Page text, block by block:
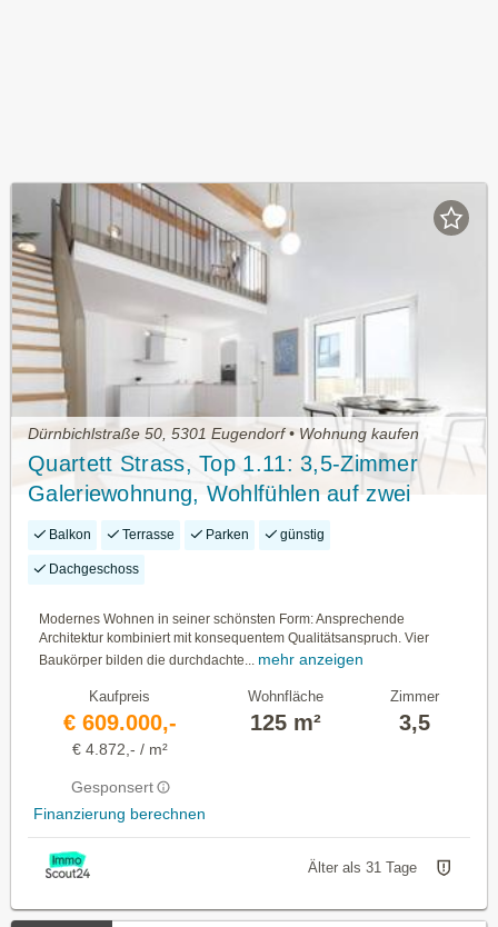
Dürnbichlstraße 50, 5301 Eugendorf • Wohnung kaufen
Quartett Strass, Top 1.11: 3,5-Zimmer
Galeriewohnung, Wohlfühlen auf zwei
Ebenen
Balkon Terrasse Parken günstig
Dachgeschoss
Modernes Wohnen in seiner schönsten Form: Ansprechende
Architektur kombiniert mit konsequentem Qualitätsanspruch. Vier
Baukörper bilden die durchdachte... mehr anzeigen
Kaufpreis
€ 609.000,-
€ 4.872,- / m²
Gesponsert
Finanzierung berechnen
Wohnfläche
125 m²
Zimmer
3,5
Älter als 31 Tage